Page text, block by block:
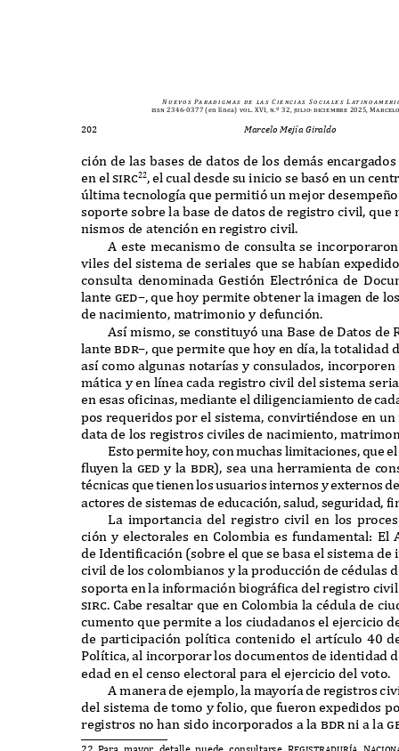
N u e v o s Pa r a d i g m a s d e l a s C i e n c i a s S o c i a l e s L at i n o a m e r i
issn 2346-0377(en línea) vol. XVI, n.º 32, julio-diciembre 2025,
202 Marcelo Mejía Giraldo
ción de las bases de datos de los demás
en el sirc22,el cual desde su inicio se basó en un
última tecnologíaque permitióun mejor desempeñ
soporte sobre la base de datos de registro civil, que
nismos de atención en registro civil.
Aeste mecanismo de consulta se
viles del sistema de seriales que se habían expedido
consulta denominada Gestión Electrónica de D
lante ged–, que hoy permite obtener la imagen de
de nacimiento, matrimonio y defunción.
Asímismo, se constituyó una Base de Datos de
lantebdr–, que permiteque hoy en día,la totalidad
asícomo algunas notarías y consulados, incorporen
mática y en línea cada registro civil del sistema
en esas oficinas,mediante el diligenciamiento de
pos requeridos por el sistema,convirtiéndose en
data de los registros civiles de nacimiento,
Esto permite hoy,con muchas limitaciones, que el
fluyen la gedy la bdr),sea una herramienta de
técnicas que tienen los usuarios internos y externos
actores de sistemas de educación,salud, seguridad,
La importancia del registro civil en los
ción y electorales en Colombia es fundamental: El
de Identificación (sobre el que se basa el sistema
civil de los colombianos y la producción de cédulas
soporta en la información biográfica del registro
sirc. Cabe resaltar que en Colombia la cédula de
cumentoque permite a los ciudadanos el ejercicio
de participación política contenido el artículo 40
Política,al incorporar los documentos de identidad
edad en el censo electoral para el ejercicio del voto.
Amanera de ejemplo,la mayoría de registros
del sistema de tomo yfolio, que fueron expedidos
registros no han sido incorporados a la bdrni a la